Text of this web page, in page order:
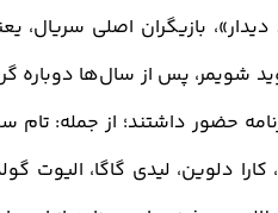
دیدار»، بازیگران اصلی
شویمر، پس از سال‌ها دوباره
حضور داشتند؛ از جمله: تام
دلوین، لیدی گاگا، الیوت